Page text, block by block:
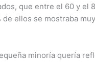
que entre el 60 y el
de ellos se mostraba
minoría quería